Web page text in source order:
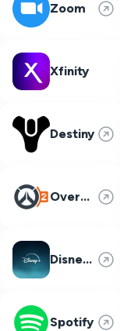
Zoom
Xfinity
Destiny
Overwatch 2
Disney Plus
Spotify